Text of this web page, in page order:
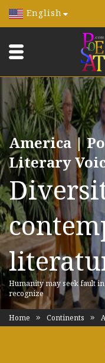
English
America |
Literary
Humanity may seek fault
recognize
Home Continents